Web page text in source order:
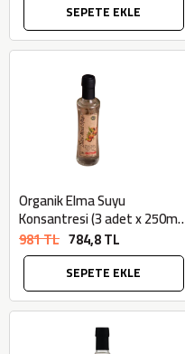
SEPETE EKLE
Organik Elma Suyu
Konsantresi (3 adet x 250ml)
- Datça Murat Çiftliği
981 TL 784,8 TL
SEPETE EKLE